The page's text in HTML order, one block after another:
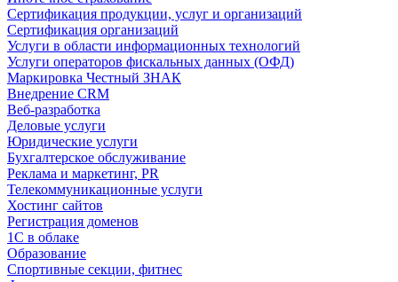
Сертификация продукции, услуг и организаций
Сертификация организаций
Услуги в области информационных технологий
Услуги операторов фискальных данных (ОФД)
Маркировка Честный ЗНАК
Внедрение CRM
Веб-разработка
Деловые услуги
Юридические услуги
Бухгалтерское обслуживание
Реклама и маркетинг, PR
Телекоммуникационные услуги
Хостинг сайтов
Регистрация доменов
1С в облаке
Образование
Спортивные секции, фитнес